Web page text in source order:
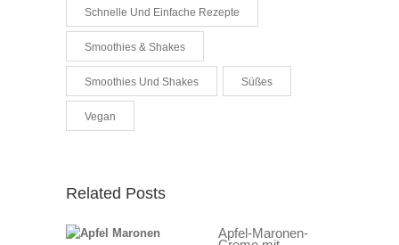
Schnelle Und Einfache Rezepte
Smoothies & Shakes
Smoothies Und Shakes Süßes
Vegan
Related Posts
Apfel-Maronen-